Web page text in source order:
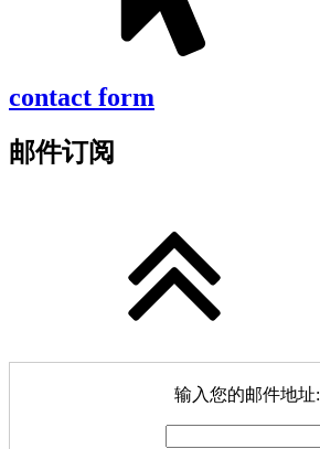
contact form
邮件订阅
输入您的邮件地址: